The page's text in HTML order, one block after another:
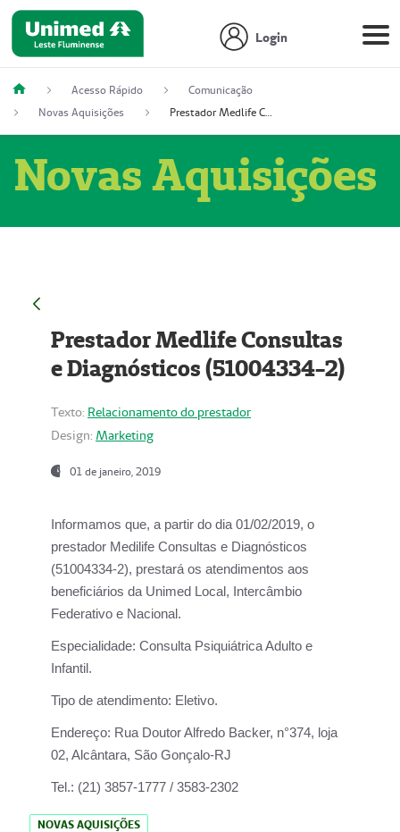
Login
Acesso Rápido
Comunicação
Novas Aquisições
Prestador Medlife Consultas e Diagnósticos (51004334-2)
Novas Aquisições
Prestador Medlife Consultas
e Diagnósticos (51004334-2)
Texto: Relacionamento do prestador
Design: Marketing
01 de janeiro, 2019
Informamos que, a partir do dia 01/02/2019, o
prestador Medilife Consultas e Diagnósticos
(51004334-2), prestará os atendimentos aos
beneficiários da Unimed Local, Intercâmbio
Federativo e Nacional.
Especialidade: Consulta Psiquiátrica Adulto e
Infantil.
Tipo de atendimento: Eletivo.
Endereço: Rua Doutor Alfredo Backer, n°374, loja
02, Alcântara, São Gonçalo-RJ
Tel.: (21) 3857-1777 / 3583-2302
NOVAS AQUISIÇÕES